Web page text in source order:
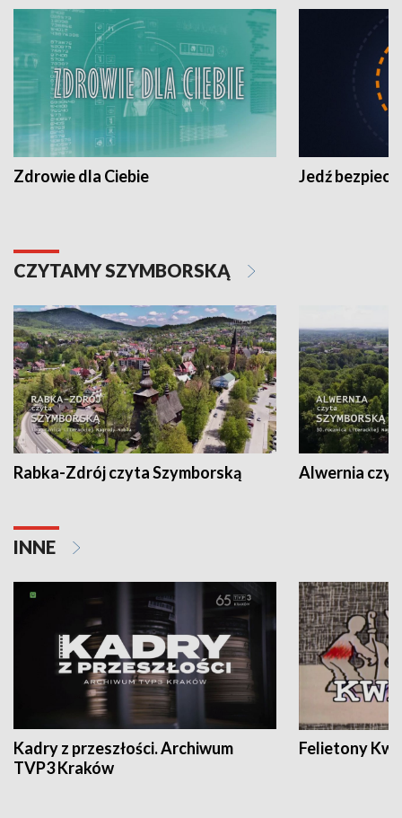
Zdrowie dla Ciebie Jedź
CZYTAMY SZYMBORSKĄ
Rabka-Zdrój czyta Szymborską Alwernia
INNE
Kadry z przeszłości. Archiwum
TVP3 Kraków
Felietony